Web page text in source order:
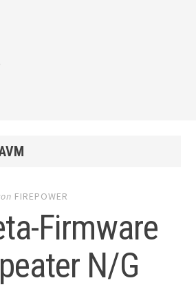
FIREPOWER
Firmware
N/G